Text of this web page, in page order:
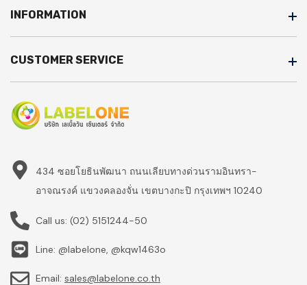
INFORMATION
CUSTOMER SERVICE
434 ซอยโยธินพัฒนา ถนนเลียบทางด่วนรามอินทรา-
อาจณรงค์ แขวงคลองจั่น เขตบางกะปิ กรุงเทพฯ 10240
Call us: (02) 5151244-50
Line: @labelone, @kqw1463o
Email: sales@labelone.co.th